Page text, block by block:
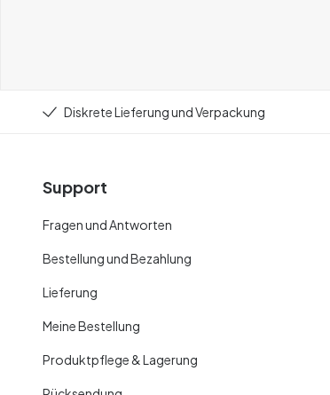
Diskrete Lieferung und Verpackung
Support
Fragen und Antworten
Bestellung und Bezahlung
Lieferung
Meine Bestellung
Produktpflege & Lagerung